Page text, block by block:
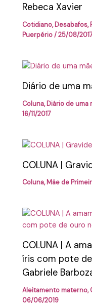
Rebeca Xavier
Cotidiano,Desabafos,
Puerpério/25/08/
Diário de uma
Coluna,Diário de uma
16/11/2017
COLUNA |
Coluna,Mãe de
COLUNA | A
íris com pote
Gabriele
Aleitamento materno,
06/06/2019